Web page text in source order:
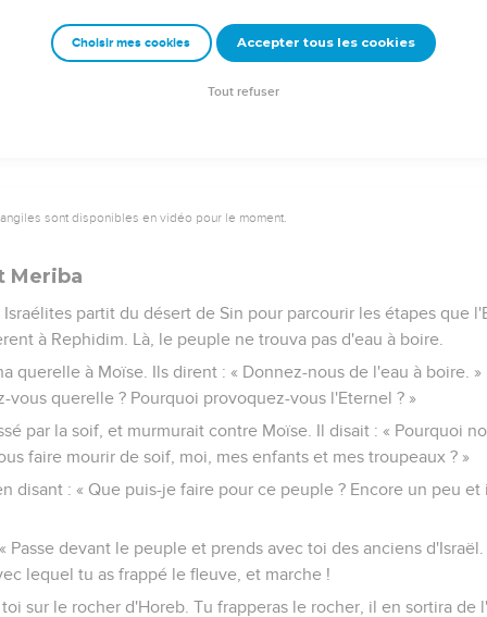
de la manne pendant 40 ans, jusqu'à leur arrivée dans un
aux frontières du pays de Canaan.
à un dixième de la mesure étalon.
sont disponibles en vidéo pour le moment.
Meriba
partit du désert de Sin pour parcourir les étapes que
à Rephidim. Là, le peuple ne trouva pas d'eau à boire.
querelle à Moïse. Ils dirent : « Donnez-nous de l'eau à boire.
vous querelle ? Pourquoi provoquez-vous l'Eternel ? »
par la soif, et murmurait contre Moïse. Il disait : « Pourquoi
faire mourir de soif, moi, mes enfants et mes troupeaux ? »
disant : « Que puis-je faire pour ce peuple ? Encore un peu
Passe devant le peuple et prends avec toi des anciens d'Israël.
lequel tu as frappé le fleuve, et marche !
sur le rocher d'Horeb. Tu frapperas le rocher, il en sortira de
Choisir mes cookies Accepter tous les cookies
Tout refuser